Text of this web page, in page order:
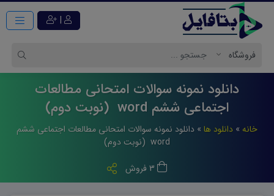
|
دانلود نمونه سوالات امتحانی مطالعات
اجتماعی ششم word (نوبت دوم)
خانه » دانلود ها » دانلود نمونه سوالات امتحانی مطالعات اجتماعی ششم
word (نوبت دوم)